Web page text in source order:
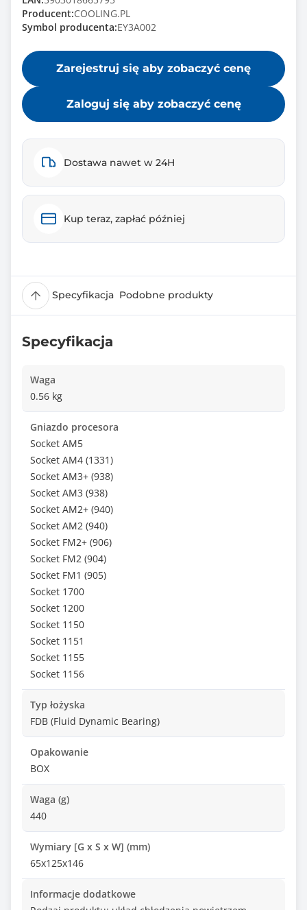
Producent:COOLING.PL
Symbol producenta:EY3A002
Zarejestruj się aby zobaczyć cenę
Zaloguj się aby zobaczyć cenę
Dostawa nawet w 24H
Kup teraz, zapłać później
Specyfikacja Podobne produkty
Specyfikacja
Waga
0.56 kg
Gniazdo procesora
Socket AM5
Socket AM4 (1331)
Socket AM3+ (938)
Socket AM3 (938)
Socket AM2+ (940)
Socket AM2 (940)
Socket FM2+ (906)
Socket FM2 (904)
Socket FM1 (905)
Socket 1700
Socket 1200
Socket 1150
Socket 1151
Socket 1155
Socket 1156
Typ łożyska
FDB (Fluid Dynamic Bearing)
Opakowanie
BOX
Waga (g)
440
Wymiary [G x S x W] (mm)
65x125x146
Informacje dodatkowe